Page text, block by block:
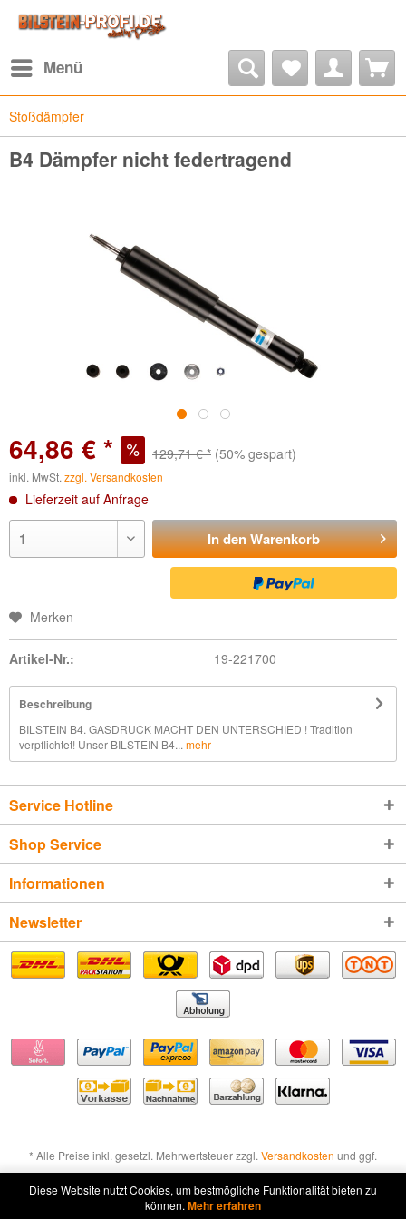
Menü
Stoßdämpfer
B4 Dämpfer nicht federtragend
64,86 € * 129,71 € * (50% gespart)
inkl. MwSt. zzgl. Versandkosten
Lieferzeit auf Anfrage
In denWarenkorb
Merken
Artikel-Nr.: 19-221700
Beschreibung
BILSTEIN B4. GASDRUCK MACHT DEN UNTERSCHIED ! Tradition
verpflichtet! Unser BILSTEIN B4... mehr
Service Hotline
Shop Service
Informationen
Newsletter
* Alle Preise inkl. gesetzl. Mehrwertsteuer zzgl. Versandkosten und ggf.
Nachnahmegebühren, wenn nicht anders beschrieben
Widerruf erklären
Diese Website nutzt Cookies, um bestmögliche Funktionalität bieten zu
können. Mehr erfahren